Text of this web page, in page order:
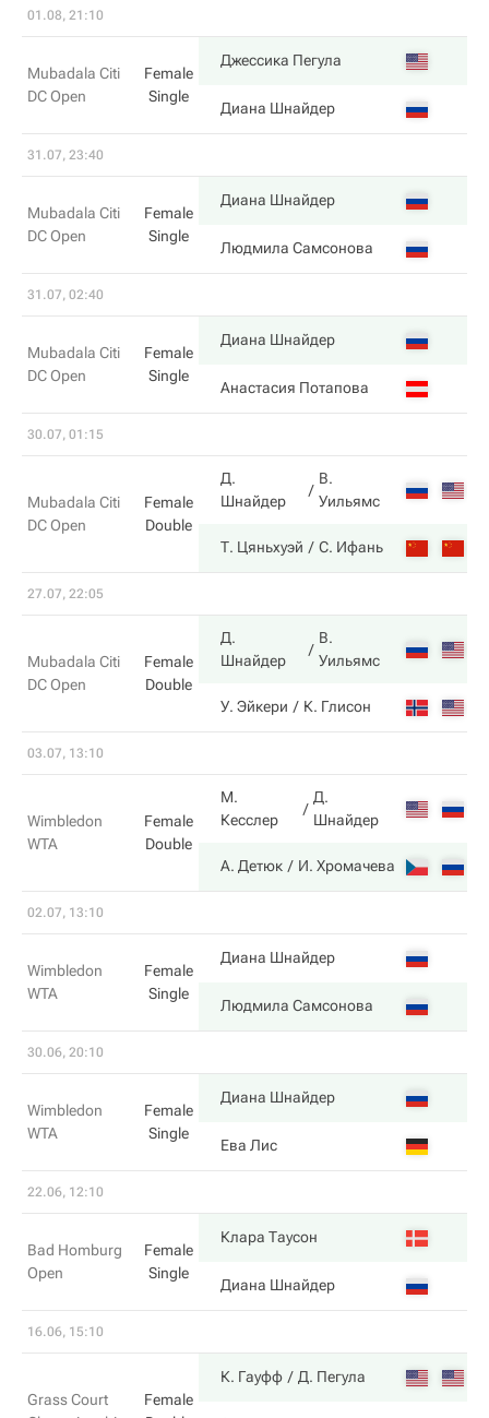
01.08, 21:10
Mubadala Citi
DC Open
Female
Single
Джессика Пегула
Диана Шнайдер
31.07, 23:40
Mubadala Citi
DC Open
Female
Single
Диана Шнайдер
Людмила Самсонова
31.07, 02:40
Mubadala Citi
DC Open
Female
Single
Диана Шнайдер
Анастасия Потапова
30.07, 01:15
Mubadala Citi
DC Open
Female
Double
Д.
Шнайдер
В.
Уильямс
Т. Цяньхуэй С. Ифань
27.07, 22:05
Mubadala Citi
DC Open
Female
Double
Д.
Шнайдер
В.
Уильямс
У. Эйкери К. Глисон
03.07, 13:10
Wimbledon
WTA
Female
Double
М.
Кесслер
Д.
Шнайдер
А. Детюк И. Хромачева
02.07, 13:10
Wimbledon
WTA
Female
Single
Диана Шнайдер
Людмила Самсонова
30.06, 20:10
Wimbledon
WTA
Female
Single
Диана Шнайдер
Ева Лис
22.06, 12:10
Bad Homburg
Open
Female
Single
Клара Таусон
Диана Шнайдер
16.06, 15:10
Grass Court
Female
К. Гауфф Д. Пегула